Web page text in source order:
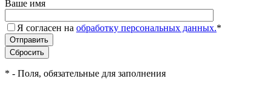
Ваше имя
Я согласен на обработку персональных данных.*
* - Поля, обязательные для заполнения